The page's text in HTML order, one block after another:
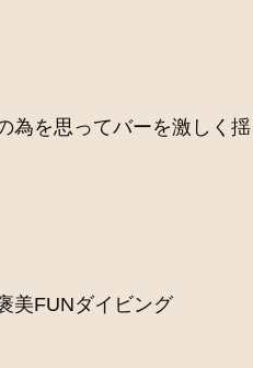
為を思ってバーを激しく
美FUNダイビング